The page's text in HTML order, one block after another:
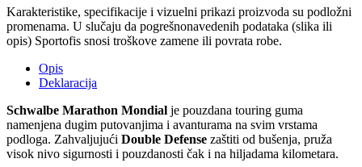
Karakteristike, specifikacije i vizuelni prikazi proizvoda su podložni
promenama. U slučaju da pogrešnonavedenih podataka (slika ili
opis) Sportofis snosi troškove zamene ili povrata robe.
Opis
Deklaracija
Schwalbe Marathon Mondial je pouzdana touring guma
namenjena dugim putovanjima i avanturama na svim vrstama
podloga. Zahvaljujući Double Defense zaštiti od bušenja, pruža
visok nivo sigurnosti i pouzdanosti čak i na hiljadama kilometara.